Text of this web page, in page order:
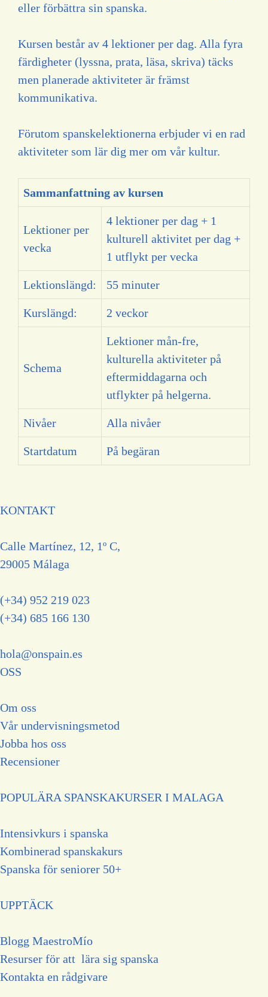
eller förbättra sin spanska.
Kursen består av 4 lektioner per dag. Alla fyra
färdigheter (lyssna, prata, läsa, skriva) täcks
men planerade aktiviteter är främst
kommunikativa.
Förutom spanskelektionerna erbjuder vi en rad
aktiviteter som lär dig mer om vår kultur.
Sammanfattning av kursen
Lektioner per
vecka
4 lektioner per dag + 1
kulturell aktivitet per dag +
1 utflykt per vecka
Lektionslängd: 55 minuter
Kurslängd: 2 veckor
Schema
Lektioner mån-fre,
kulturella aktiviteter på
eftermiddagarna och
utflykter på helgerna.
Nivåer Alla nivåer
Startdatum På begäran
KONTAKT
Calle Martínez, 12, 1º C,
29005 Málaga
(+34) 952 219 023
(+34) 685 166 130
hola@onspain.es
OSS
Om oss
Vår undervisningsmetod
Jobba hos oss
Recensioner
POPULÄRA SPANSKAKURSER I MALAGA
Intensivkurs i spanska
Kombinerad spanskakurs
Spanska för seniorer 50+
UPPTÄCK
Blogg MaestroMío
Resurser för att lära sig spanska
Kontakta en rådgivare